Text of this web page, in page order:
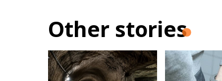
Other stories